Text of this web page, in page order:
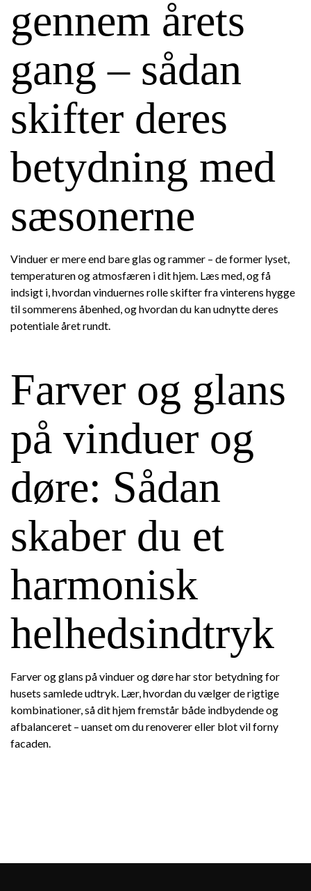
gennem årets
gang – sådan
skifter deres
betydning med
sæsonerne
Vinduer er mere end bare glas og rammer – de former lyset,
temperaturen og atmosfæren i dit hjem. Læs med, og få
indsigt i, hvordan vinduernes rolle skifter fra vinterens hygge
til sommerens åbenhed, og hvordan du kan udnytte deres
potentiale året rundt.
Farver og glans
på vinduer og
døre: Sådan
skaber du et
harmonisk
helhedsindtryk
Farver og glans på vinduer og døre har stor betydning for
husets samlede udtryk. Lær, hvordan du vælger de rigtige
kombinationer, så dit hjem fremstår både indbydende og
afbalanceret – uanset om du renoverer eller blot vil forny
facaden.